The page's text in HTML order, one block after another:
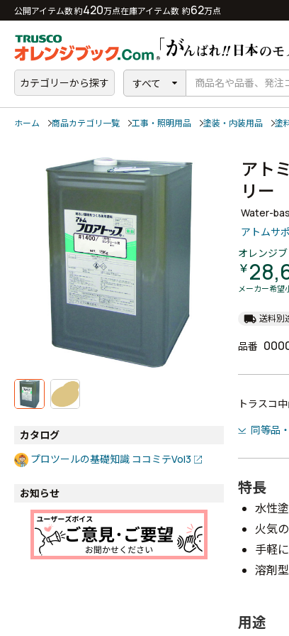
公開アイテム数 約420万点在庫アイテム数 約62万点
カテゴリーから探す すべて
ホーム 商品カテゴリ一覧 工事・照明用品 塗装・内装用品 塗
カタログ
プロツールの基礎知識 ココミテVol3
お知らせ
アト
リー
Water-
アトムサ
オレンジ
￥
メーカー希望
local_shipping 送料別
品番
トラスコ
同等品
特長
水性
火気
手軽
溶剤
用途